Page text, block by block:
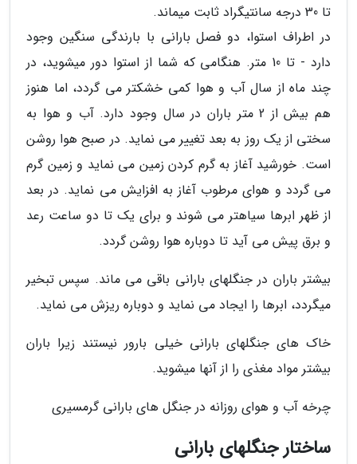
تا 30 درجه سانتیگراد ثابت میماند.
در اطراف استوا، دو فصل بارانی با بارندگی سنگین وجود
دارد - تا 10 متر. هنگامی که شما از استوا دور میشوید، در
چند ماه از سال آب و هوا کمی خشکتر می گردد، اما هنوز
هم بیش از 2 متر باران در سال وجود دارد. آب و هوا به
سختی از یک روز به بعد تغییر می نماید. در صبح هوا روشن
است. خورشید آغاز به گرم کردن زمین می نماید و زمین گرم
می گردد و هوای مرطوب آغاز به افزایش می نماید. در بعد
از ظهر ابرها سیاهتر می شوند و برای یک تا دو ساعت رعد
و برق پیش می آید تا دوباره هوا روشن گردد.
بیشتر باران در جنگلهای بارانی باقی می ماند. سپس تبخیر
میگردد، ابرها را ایجاد می نماید و دوباره ریزش می نماید.
خاک های جنگلهای بارانی خیلی بارور نیستند زیرا باران
بیشتر مواد مغذی را از آنها میشوید.
چرخه آب و هوای روزانه در جنگل های بارانی گرمسیری
ساختار جنگلهای بارانی